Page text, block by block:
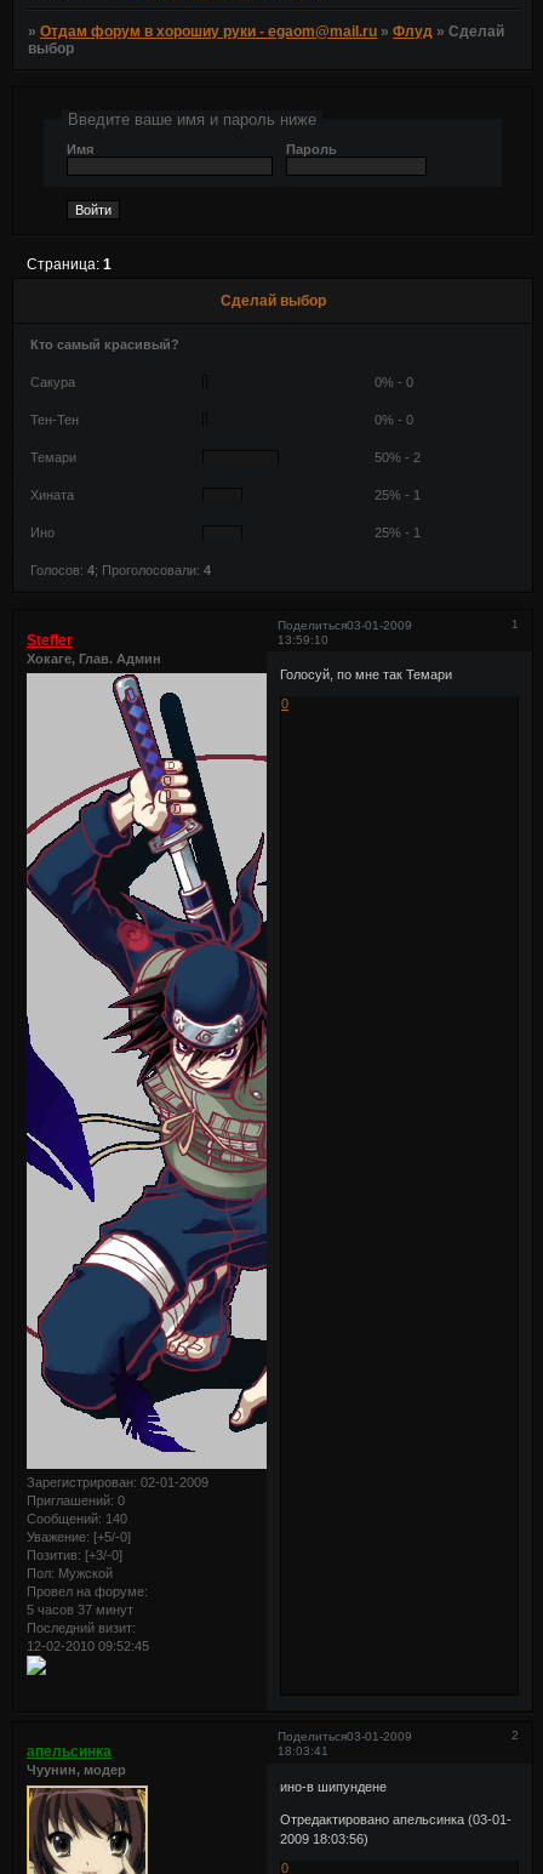
»Отдам форум в хорошиу руки - egaom@mail.ru »Флуд »Сделай
выбор
Введите ваше имя и пароль ниже
Имя Пароль
Сделай выбор
Страница:1
Кто самый красивый?
Сакура 0% - 0
Тен-Тен 0% - 0
Темари 50% - 2
Хината 25% - 1
Ино 25% - 1
Голосов:4; Проголосовали:4
Поделиться 1
03-01-2009
13:59:10
Stefler
Хокаге, Глав. Админ
Зарегистрирован: 02-01-2009
Приглашений: 0
Сообщений: 140
Уважение: [+5/-0]
Позитив: [+3/-0]
Пол: Мужской
Провел на форуме:
5 часов 37 минут
Последний визит:
12-02-2010 09:52:45
Голосуй, по мне так Темари
0
Поделиться 2
03-01-2009
18:03:41
апельсинка
Чуунин, модер
ино-в шипундене
Отредактировано апельсинка (03-01-
2009 18:03:56)
0